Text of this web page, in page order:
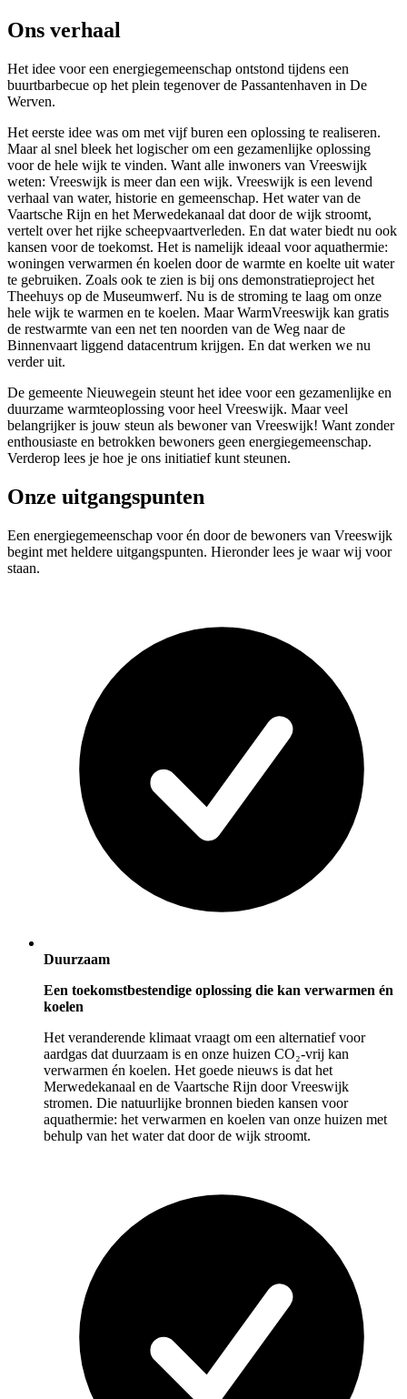
Ons verhaal
Het idee voor een energiegemeenschap ontstond tijdens een
buurtbarbecue op het plein tegenover de Passantenhaven in De
Werven.
Het eerste idee was om met vijf buren een oplossing te realiseren.
Maar al snel bleek het logischer om een gezamenlijke oplossing
voor de hele wijk te vinden. Want alle inwoners van Vreeswijk
weten: Vreeswijk is meer dan een wijk. Vreeswijk is een levend
verhaal van water, historie en gemeenschap. Het water van de
Vaartsche Rijn en het Merwedekanaal dat door de wijk stroomt,
vertelt over het rijke scheepvaartverleden. En dat water biedt nu ook
kansen voor de toekomst. Het is namelijk ideaal voor aquathermie:
woningen verwarmen én koelen door de warmte en koelte uit water
te gebruiken. Zoals ook te zien is bij ons demonstratieproject het
Theehuys op de Museumwerf. Nu is de stroming te laag om onze
hele wijk te warmen en te koelen. Maar WarmVreeswijk kan gratis
de restwarmte van een net ten noorden van de Weg naar de
Binnenvaart liggend datacentrum krijgen. En dat werken we nu
verder uit.
De gemeente Nieuwegein steunt het idee voor een gezamenlijke en
duurzame warmteoplossing voor heel Vreeswijk. Maar veel
belangrijker is jouw steun als bewoner van Vreeswijk! Want zonder
enthousiaste en betrokken bewoners geen energiegemeenschap.
Verderop lees je hoe je ons initiatief kunt steunen.
Onze uitgangspunten
Een energiegemeenschap voor én door de bewoners van Vreeswijk
begint met heldere uitgangspunten. Hieronder lees je waar wij voor
staan.
Duurzaam
Een toekomstbestendige oplossing die kan verwarmen én
koelen
Het veranderende klimaat vraagt om een alternatief voor
aardgas dat duurzaam is en onze huizen CO₂-vrij kan
verwarmen én koelen. Het goede nieuws is dat het
Merwedekanaal en de Vaartsche Rijn door Vreeswijk
stromen. Die natuurlijke bronnen bieden kansen voor
aquathermie: het verwarmen en koelen van onze huizen met
behulp van het water dat door de wijk stroomt.